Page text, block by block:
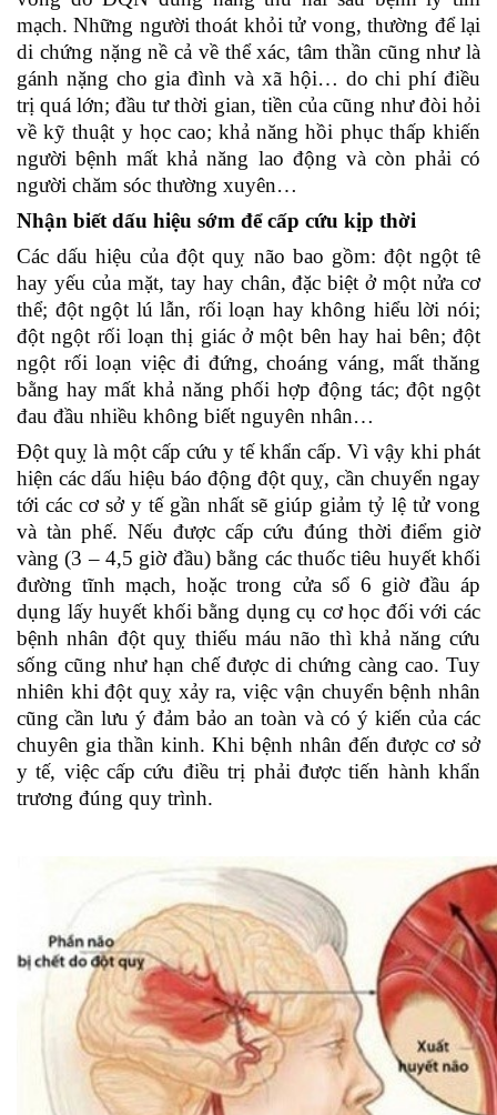
mạch. Những người thoát khỏi tử vong, thường để lại
di chứng nặng nề cả về thể xác, tâm thần cũng như là
gánh nặng cho gia đình và xã hội… do chi phí điều
trị quá lớn; đầu tư thời gian, tiền của cũng như đòi hỏi
về kỹ thuật y học cao; khả năng hồi phục thấp khiến
người bệnh mất khả năng lao động và còn phải có
người chăm sóc thường xuyên…
Nhận biết dấu hiệu sớm để cấp cứu kịp thời
Các dấu hiệu của đột quỵ não bao gồm: đột ngột tê
hay yếu của mặt, tay hay chân, đặc biệt ở một nửa cơ
thể; đột ngột lú lẫn, rối loạn hay không hiểu lời nói;
đột ngột rối loạn thị giác ở một bên hay hai bên; đột
ngột rối loạn việc đi đứng, choáng váng, mất thăng
bằng hay mất khả năng phối hợp động tác; đột ngột
đau đầu nhiều không biết nguyên nhân…
Đột quỵ là một cấp cứu y tế khẩn cấp. Vì vậy khi phát
hiện các dấu hiệu báo động đột quỵ, cần chuyển ngay
tới các cơ sở y tế gần nhất sẽ giúp giảm tỷ lệ tử vong
và tàn phế. Nếu được cấp cứu đúng thời điểm giờ
vàng (3 – 4,5 giờ đầu) bằng các thuốc tiêu huyết khối
đường tĩnh mạch, hoặc trong cửa sổ 6 giờ đầu áp
dụng lấy huyết khối bằng dụng cụ cơ học đối với các
bệnh nhân đột quỵ thiếu máu não thì khả năng cứu
sống cũng như hạn chế được di chứng càng cao. Tuy
nhiên khi đột quỵ xảy ra, việc vận chuyển bệnh nhân
cũng cần lưu ý đảm bảo an toàn và có ý kiến của các
chuyên gia thần kinh. Khi bệnh nhân đến được cơ sở
y tế, việc cấp cứu điều trị phải được tiến hành khẩn
trương đúng quy trình.